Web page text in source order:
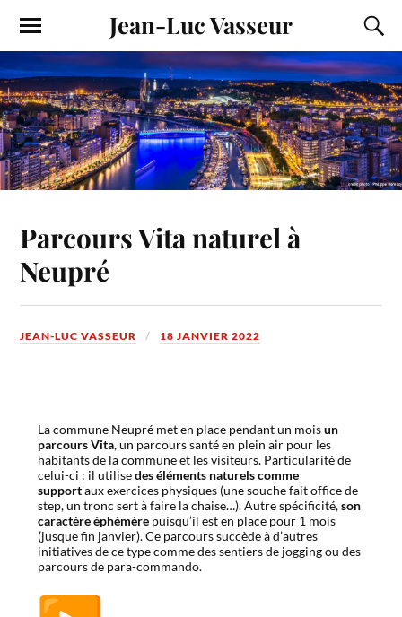
Jean-Luc Vasseur
Parcours Vita naturel à
Neupré
JEAN-LUC VASSEUR 18 JANVIER 2022
La commune Neupré met en place pendant un moisun
parcours Vita, un parcours santé en plein air pour les
habitants de la commune et les visiteurs. Particularité de
celui-ci : il utilisedes éléments naturels comme
supportaux exercices physiques (une souche fait office de
step, un tronc sert à faire la chaise…). Autre spécificité,son
caractère éphémère puisqu’il est en place pour 1 mois
(jusque fin janvier). Ce parcours succède à d’autres
initiatives de ce type comme des sentiers de jogging ou des
parcours de para-commando.